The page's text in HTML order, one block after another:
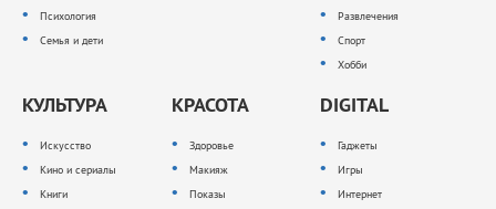
Психология
Семья и дети
Развлечения
Спорт
Хобби
КУЛЬТУРА
Искусство
Кино и сериалы
Книги
КРАСОТА
Здоровье
Макияж
Показы
DIGITAL
Гаджеты
Игры
Интернет